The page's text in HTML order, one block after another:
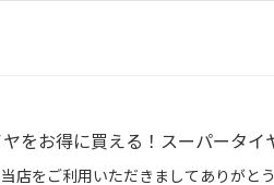
をお得に買える！スーパータイ